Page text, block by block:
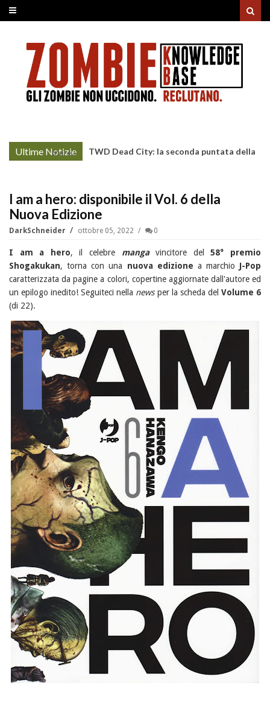
Ultime Notizie
More »
TWD Dead City: la seconda puntata della
I am a hero: disponibile il Vol. 6 della
Nuova Edizione
DarkSchneider ottobre 05, 2022 0
I am a hero, il celebre mangavincitore del58° premio
Shogakukan, torna con una nuova edizione a marchio J-Pop
caratterizzata da pagine a colori, copertine aggiornate dall'autore ed
un epilogo inedito! Seguiteci nella newsper la scheda del Volume 6
(di 22).